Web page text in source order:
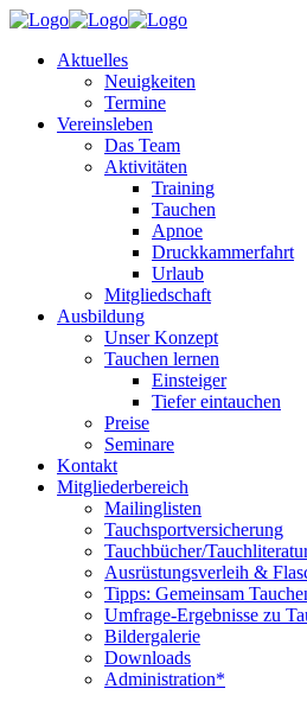
Aktuelles
Neuigkeiten
Termine
Vereinsleben
Das Team
Aktivitäten
Training
Tauchen
Apnoe
Druckkammerfahrt
Urlaub
Mitgliedschaft
Ausbildung
Unser Konzept
Tauchen lernen
Einsteiger
Tiefer eintauchen
Preise
Seminare
Kontakt
Mitgliederbereich
Mailinglisten
Tauchsportversicherung
Tauchbücher/
Ausrüstungsverleih &
Tipps: Gemeinsam
Umfrage-Ergebnisse zu
Bildergalerie
Downloads
Administration*